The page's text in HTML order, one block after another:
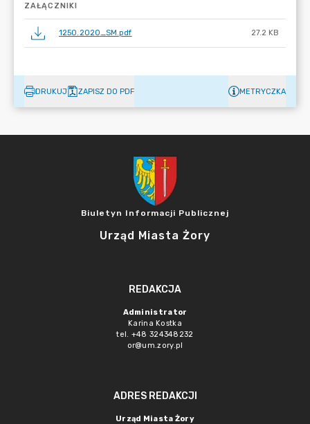
ZAŁĄCZNIKI
1250.2020_SM.pdf 27.2 KB
DRUKUJ ZAPISZ DO PDF METRYCZKA
Biuletyn Informacji Publicznej
Urząd Miasta Żory
REDAKCJA
Administrator
Karina Kostka
tel. +48 324348232
or@um.zory.pl
ADRES REDAKCJI
Urząd Miasta Żory